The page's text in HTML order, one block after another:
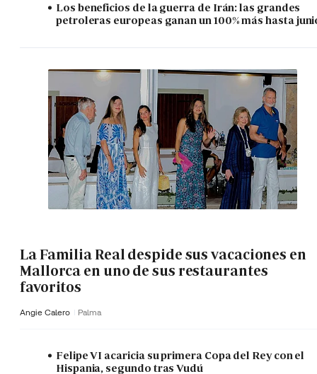
Los beneficios de la guerra de Irán: las grandes
petroleras europeas ganan un 100% más hasta
La Familia Real despide sus vacaciones en
Mallorca en uno de sus restaurantes
favoritos
Angie Calero Palma
Felipe VI acaricia su primera Copa del Rey con el
Hispania, segundo tras Vudú